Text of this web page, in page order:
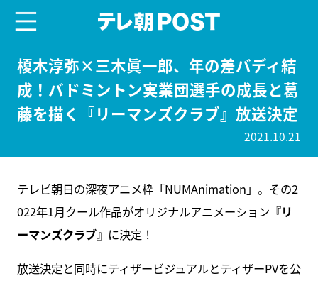
榎木淳弥×三木眞一郎、年の差バディ結
成！バドミントン実業団選手の成長と葛
藤を描く『リーマンズクラブ』放送決定
2021.10.21
テレビ朝日の深夜アニメ枠「NUMAnimation」。その2
022年1月クール作品がオリジナルアニメーション『リ
ーマンズクラブ』に決定！
放送決定と同時にティザービジュアルとティザーPVを公